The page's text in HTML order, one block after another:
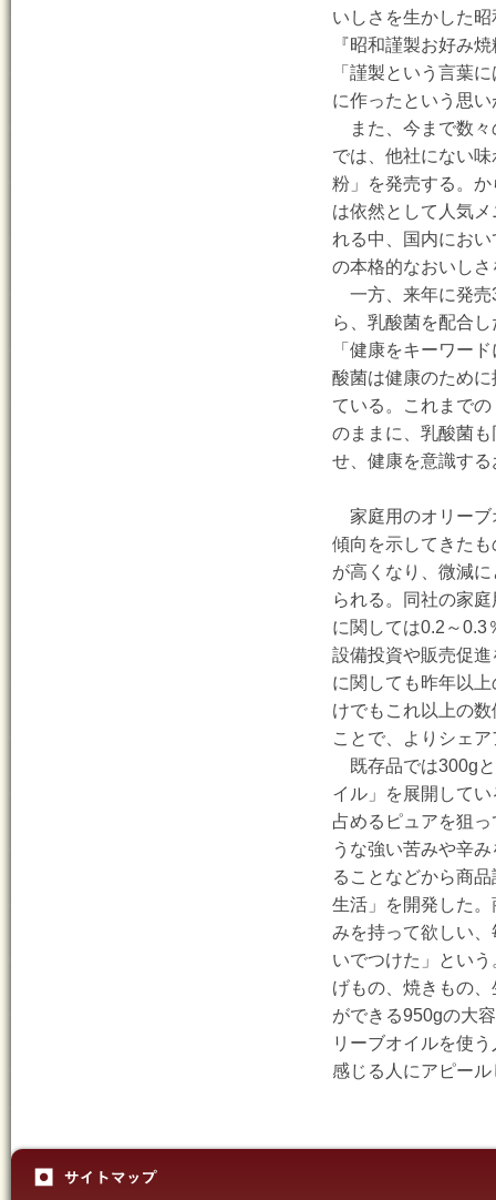
いしさを生かした
『昭和謹製お好み
「謹製という言葉
に作ったという思
また、今まで数々
では、他社にない
粉」を発売する。
は依然として人気
れる中、国内にお
の本格的なおいし
一方、来年に発売
ら、乳酸菌を配合
「健康をキーワー
酸菌は健康のため
ている。これまで
のままに、乳酸菌
せ、健康を意識す
家庭用のオリーブ
傾向を示してきた
が高くなり、微減
られる。同社の家
に関しては0.2～0.3
設備投資や販売促
に関しても昨年以
けでもこれ以上の
ことで、よりシェ
既存品では300g
イル」を展開して
占めるピュアを狙
うな強い苦みや辛
ることなどから商
生活」を開発した
みを持って欲しい
いでつけた」とい
げもの、焼きもの
ができる950gの大
リーブオイルを使
感じる人にアピー